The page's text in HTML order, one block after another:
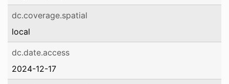
dc.coverage.spatial
local
dc.date.access
2024-12-17